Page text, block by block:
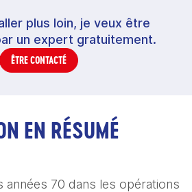
plus loin, je veux être
un expert gratuitement.
ÊTRE CONTACTÉ
EN RÉSUMÉ
années 70 dans les opérations